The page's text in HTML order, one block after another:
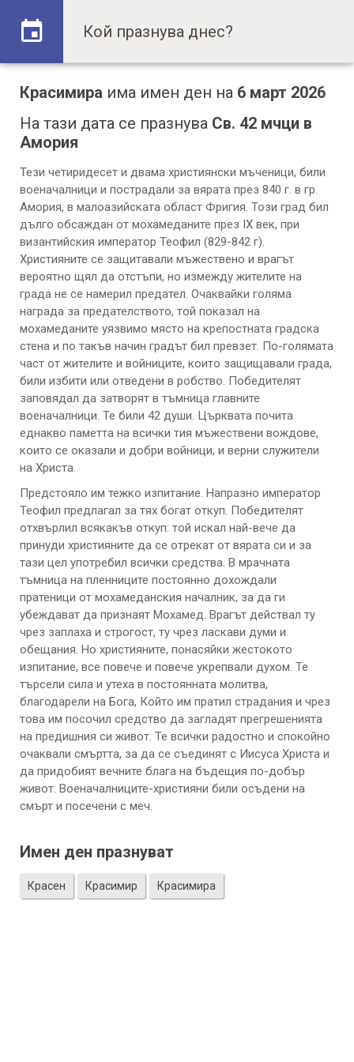
Красимира има имен ден на 6 март 2026
На тази дата се празнува Св. 42 мчци в
Амория
Тези четиридесет и двама християнски мъченици, били
военачалници и пострадали за вярата през 840 г. в гр.
Амория, в малоазийската област Фригия. Този град бил
дълго обсаждан от мохамеданите през ІХ век, при
византийския император Теофил (829-842 г).
Християните се защитавали мъжествено и врагът
вероятно щял да отстъпи, но измежду жителите на
града не се намерил предател. Очаквайки голяма
награда за предателството, той показал на
мохамеданите уязвимо място на крепостната градска
стена и по такъв начин градът бил превзет. По-голямата
част от жителите и войниците, които защищавали града,
били избити или отведени в робство. Победителят
заповядал да затворят в тъмница главните
военачалници. Те били 42 души. Църквата почита
еднакво паметта на всички тия мъжествени вождове,
които се оказали и добри войници, и верни служители
на Христа.
Предстояло им тежко изпитание. Напразно император
Теофил предлагал за тях богат откуп. Победителят
отхвърлил всякакъв откуп: той искал най-вече да
принуди християните да се отрекат от вярата си и за
тази цел употребил всички средства. В мрачната
тъмница на пленниците постоянно дохождали
пратеници от мохамеданския началник, за да ги
убеждават да признаят Мохамед. Врагът действал ту
чрез заплаха и строгост, ту чрез ласкави думи и
обещания. Но християните, понасяйки жестокото
изпитание, все повече и повече укрепвали духом. Те
търсели сила и утеха в постоянната молитва,
благодарели на Бога, Който им пратил страдания и чрез
това им посочил средство да загладят прегрешенията
на предишния си живот. Те всички радостно и спокойно
очаквали смъртта, за да се съединят с Иисуса Христа и
да придобият вечните блага на бъдещия по-добър
живот. Военачалниците-християни били осъдени на
смърт и посечени с меч.
Имен ден празнуват
Красен Красимир Красимира